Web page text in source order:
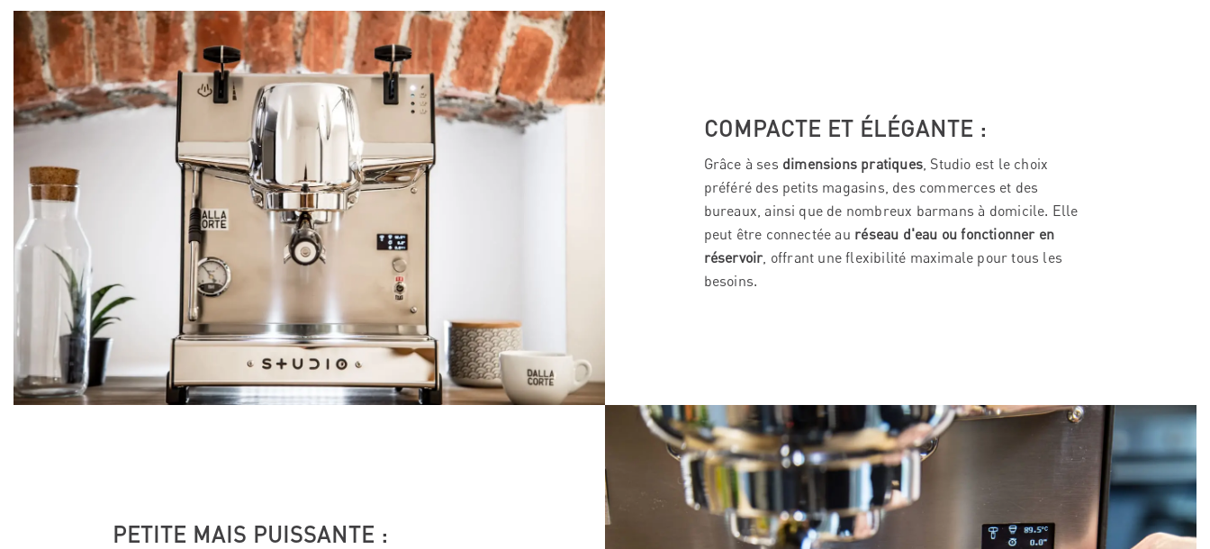
COMPACTE ET ÉLÉGANTE :
Grâce à ses dimensions pratiques, Studio est le choix
préféré des petits magasins, des commerces et des
bureaux, ainsi que de nombreux barmans à domicile. Elle
peut être connectée au réseau d'eau ou fonctionner en
réservoir, offrant une flexibilité maximale pour tous les
besoins.
PETITE MAIS PUISSANTE :